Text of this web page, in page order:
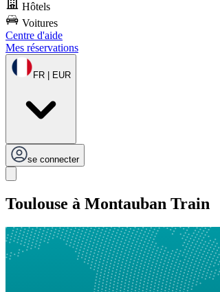
Hôtels
Voitures
Centre d'aide
Mes réservations
FR | EUR
se connecter
Toulouse à Montauban Train